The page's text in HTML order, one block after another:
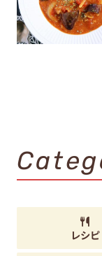
レシピ